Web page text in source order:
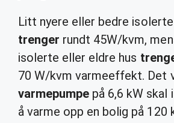
Litt nyere eller bedre
trenger rundt 45W/kvm,
isolerte eller eldre hus
70 W/kvm varmeeffekt. Det
varmepumpe på 6,6 kW skal
å varme opp en bolig på 120